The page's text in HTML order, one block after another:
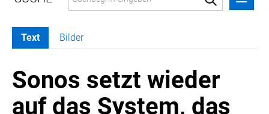
MELDUNGEN
SWORDFISH
AURA
Text Bilder
Sonos setzt wieder
auf das System, das